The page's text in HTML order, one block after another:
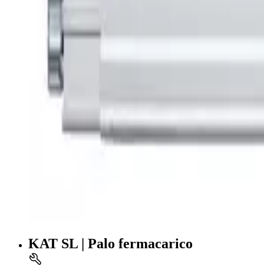
KAT SL | Palo fermacarico